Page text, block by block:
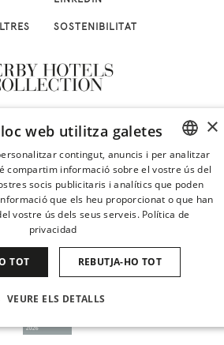
SOSTENIBILITAT
SPANISH
ENGLISH
GERMAN
FRENCH
CHINESE (SIMPLIFIED)
×
web utilitza galetes
contingut, anuncis i per analitzar
compartim informació sobre el vostre ús del
socis publicitaris i analítics que poden
que els heu proporcionat o que han
vostre ús dels seus serveis. Política de
privacidad
TOT REBUTJA-HO TOT
VEURE ELS DETALLS
NECESSÀRIES RENDIMENT